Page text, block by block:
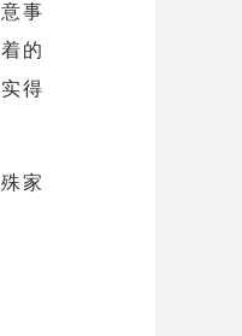
事
的
得
家